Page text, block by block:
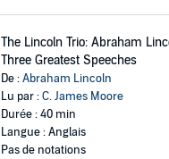
The Lincoln Trio: Abraham
Three Greatest Speeches
De :Abraham Lincoln
Lu par :C. James Moore
Durée : 40 min
Langue : Anglais
Pas de notations